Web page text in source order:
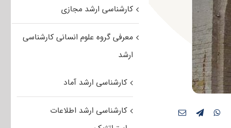
کارشناسی ارشد مجازی
معرفی گروه علوم انسانی کارشناسی
ارشد
کارشناسی ارشد آماد
کارشناسی ارشد اطلاعات